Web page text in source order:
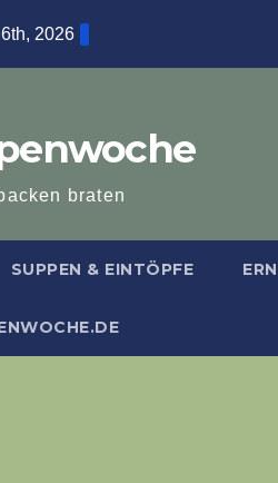
2026
braten
SUPPEN & EINTÖPFE